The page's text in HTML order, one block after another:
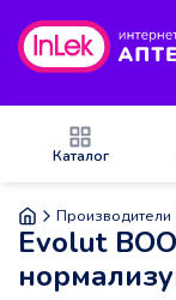
Каталог
Производители
Evolut